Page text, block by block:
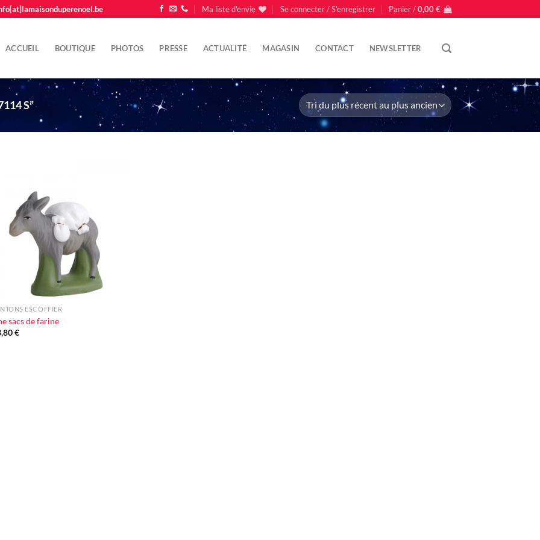
Ma liste d'envie Se connecter / S’enregistrer Panier /0,00€
ACCUEIL BOUTIQUE PHOTOS PRESSE ACTUALITÉ MAGASIN CONTACT NEWSLETTER
S”
ESCOFFIER
sacs de farine
€